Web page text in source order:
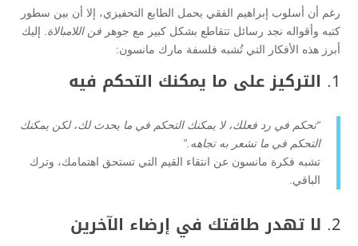
رغم أن أسلوب إبراهيم الفقي يحمل الطابع التحفيزي، إلا أن بين سطور
كتبه وأقواله نجد رسائل تتقاطع بشكل كبير مع جوهر فن اللامبالاة . إليك
أبرز هذه الأفكار التي تُشبه فلسفة مارك مانسون:
1. التركيز على ما يمكنك التحكم فيه
“تحكم في رد فعلك، لا يمكنك التحكم في ما يحدث لك، لكن يمكنك
التحكم في ما تشعر به تجاهه.”
تشبه فكرة مانسون عن انتقاء القيم التي تستحق اهتمامك، وترك
الباقي.
2. لا تهدر طاقتك في إرضاء الآخرين